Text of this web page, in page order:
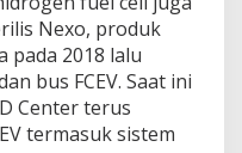
Nexo, produk
pada 2018 lalu
bus FCEV. Saat ini
Center terus
termasuk sistem